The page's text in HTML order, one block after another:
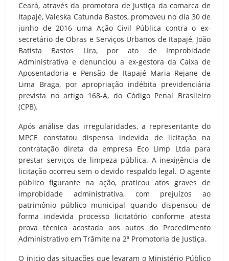
Ceará, através da promotora de Justiça da comarca de
Itapajé, Valeska Catunda Bastos, promoveu no dia 30 de
junho de 2016 uma Ação Civil Pública contra o ex-
secretário de Obras e Serviços Urbanos de Itapajé, João
Batista Bastos Lira, por ato de Improbidade
Administrativa e denunciou a ex-gestora da Caixa de
Aposentadoria e Pensão de Itapajé Maria Rejane de
Lima Braga, por apropriação indébita previdenciária
prevista no artigo 168-A, do Código Penal Brasileiro
(CPB).
Após análise das irregularidades, a representante do
MPCE constatou dispensa indevida de licitação na
contratação direta da empresa Eco Limp Ltda para
prestar serviços de limpeza pública. A inexigência de
licitação ocorreu sem o devido respaldo legal. O agente
público figurante na ação, praticou atos graves de
improbidade administrativa, com prejuízos ao
patrimônio público municipal quando dispensou de
forma indevida processo licitatório conforme atesta
prova técnica acostada aos autos do Procedimento
Administrativo em Trâmite na 2ª Promotoria de Justiça.
O inicio das situações que levaram o Ministério Público